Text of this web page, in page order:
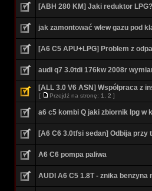
[ABH 280 KM] Jaki reduktor LPG?
jak zamontować wlew gazu pod
[A6 C5 APU+LPG] Problem z
audi q7 3.0tdi 176kw 2008r
[ALL 3.0 V6 ASN] Współpraca z
[ Przejdź na stronę: 1 2 ]
a6 c5 kombi Q jaki zbiornik lpg w
[A6 C6 3.0tfsi sedan] Odbija przy
A6 C6 pompa paliwa
AUDI A6 C5 1.8T - znika benzyna